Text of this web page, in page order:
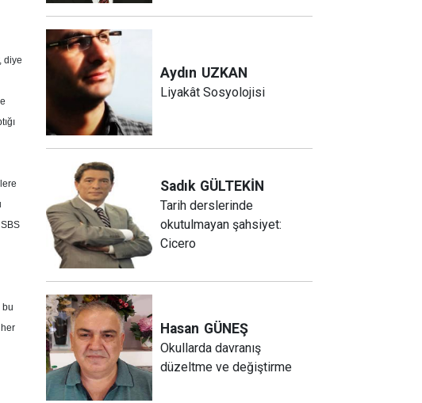
diye
bu
Aydın UZKAN
Liyakât Sosyolojisi
Sadık GÜLTEKİN
Tarih derslerinde
okutulmayan şahsiyet:
Cicero
Hasan GÜNEŞ
Okullarda davranış
düzeltme ve değiştirme